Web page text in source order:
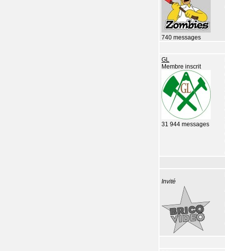
740 messages
GL
Membre inscrit
31 944 messages
Invité